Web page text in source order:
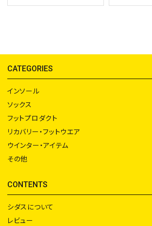
CATEGORIES
インソール
ソックス
フットプロダクト
リカバリー・フットウエア
ウインター・アイテム
その他
CONTENTS
シダスについて
レビュー